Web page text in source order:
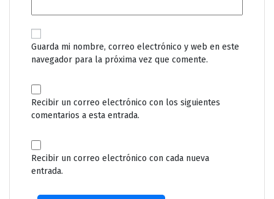
Guarda mi nombre, correo electrónico y web en este
navegador para la próxima vez que comente.
Recibir un correo electrónico con los siguientes
comentarios a esta entrada.
Recibir un correo electrónico con cada nueva
entrada.